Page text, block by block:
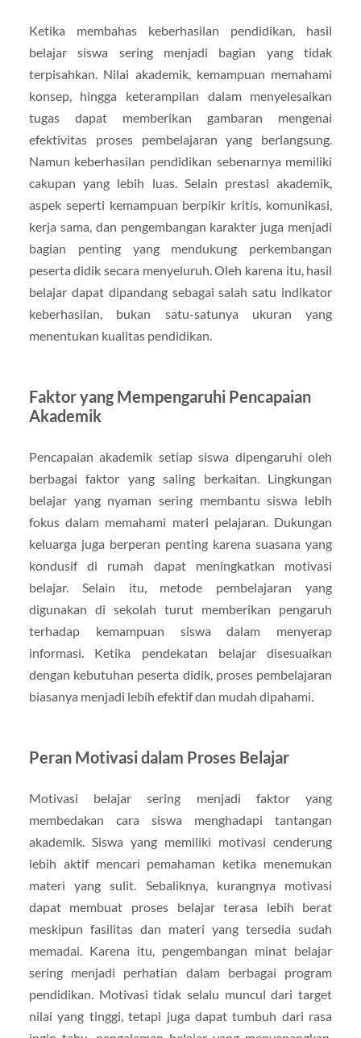
Ketika membahas keberhasilan pendidikan, hasil
belajar siswa sering menjadi bagian yang tidak
terpisahkan. Nilai akademik, kemampuan memahami
konsep, hingga keterampilan dalam menyelesaikan
tugas dapat memberikan gambaran mengenai
efektivitas proses pembelajaran yang berlangsung.
Namun keberhasilan pendidikan sebenarnya memiliki
cakupan yang lebih luas. Selain prestasi akademik,
aspek seperti kemampuan berpikir kritis, komunikasi,
kerja sama, dan pengembangan karakter juga menjadi
bagian penting yang mendukung perkembangan
peserta didik secara menyeluruh. Oleh karena itu, hasil
belajar dapat dipandang sebagai salah satu indikator
keberhasilan, bukan satu-satunya ukuran yang
menentukan kualitas pendidikan.
Faktor yang Mempengaruhi Pencapaian
Akademik
Pencapaian akademik setiap siswa dipengaruhi oleh
berbagai faktor yang saling berkaitan. Lingkungan
belajar yang nyaman sering membantu siswa lebih
fokus dalam memahami materi pelajaran. Dukungan
keluarga juga berperan penting karena suasana yang
kondusif di rumah dapat meningkatkan motivasi
belajar. Selain itu, metode pembelajaran yang
digunakan di sekolah turut memberikan pengaruh
terhadap kemampuan siswa dalam menyerap
informasi. Ketika pendekatan belajar disesuaikan
dengan kebutuhan peserta didik, proses pembelajaran
biasanya menjadi lebih efektif dan mudah dipahami.
Peran Motivasi dalam Proses Belajar
Motivasi belajar sering menjadi faktor yang
membedakan cara siswa menghadapi tantangan
akademik. Siswa yang memiliki motivasi cenderung
lebih aktif mencari pemahaman ketika menemukan
materi yang sulit. Sebaliknya, kurangnya motivasi
dapat membuat proses belajar terasa lebih berat
meskipun fasilitas dan materi yang tersedia sudah
memadai. Karena itu, pengembangan minat belajar
sering menjadi perhatian dalam berbagai program
pendidikan. Motivasi tidak selalu muncul dari target
nilai yang tinggi, tetapi juga dapat tumbuh dari rasa